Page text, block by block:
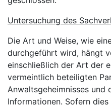
Untersuchung des
Die Art und Weise, wie
durchgeführt wird, hängt
einschließlich der Art der
vermeintlich beteiligten
Anwaltsgeheimnisses und
Informationen. Sofern